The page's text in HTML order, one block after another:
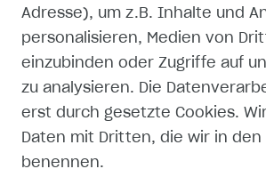
WIDERRUFSFORMULAR
IMPRESSUM
DATENSCHUTZERKLÄRUNG
AGB
Adresse), um z.B. Inhalte und
personalisieren, Medien von
einzubinden oder Zugriffe auf
zu analysieren. Die
erst durch gesetzte Cookies.
Daten mit Dritten, die wir in den
benennen.